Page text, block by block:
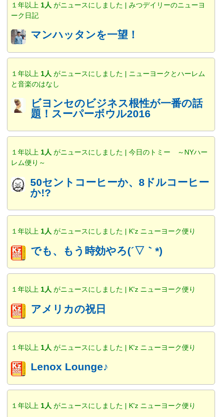
１年以上 1人 がニュースにしました | みつデイリーのニューヨ
ーク日記
マンハッタンを一望！
１年以上 1人 がニュースにしました | ニューヨークとハーレム
と音楽のはなし
ビヨンセのビジネス根性が一番の話
題！スーパーボウル2016
１年以上 1人 がニュースにしました | 今日のトミー ～NYハー
レム便り～
50セントコーヒーか、8ドルコーヒー
か!?
１年以上 1人 がニュースにしました | K'z ニューヨーク便り
でも、もう時効やろ(´▽｀*)
１年以上 1人 がニュースにしました | K'z ニューヨーク便り
アメリカの祝日
１年以上 1人 がニュースにしました | K'z ニューヨーク便り
Lenox Lounge♪
１年以上 1人 がニュースにしました | K'z ニューヨーク便り